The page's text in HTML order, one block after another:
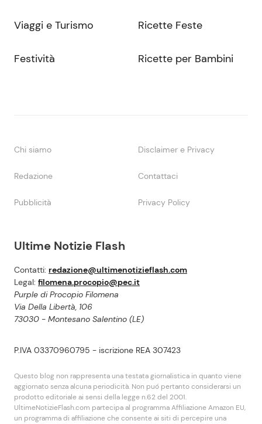
Ultime Notizie Flash
Contatti: redazione@ultimenotizieflash.com
Legal: filomena.procopio@pec.it
Purple di Procopio Filomena
Via Della Libertà, 106
73030 - Montesano Salentino (LE)
P.IVA 03370960795 - iscrizione REA 307423
Questo blog non rappresenta una testata giornalistica in quanto viene
aggiornato senza alcuna periodicità. Non puó pertanto considerarsi un
prodotto editoriale ai sensi della legge n.62 del 2001.
UltimeNotizieFlash.com partecipa al programma Affiliazione Amazon EU,
un programma di affiliazione che consente ai siti di percepire una
Viaggi e Turismo
Festività
Ricette Feste
Ricette per Bambini
Chi siamo Disclaimer e Privacy
Redazione Contattaci
Pubblicità Privacy Policy